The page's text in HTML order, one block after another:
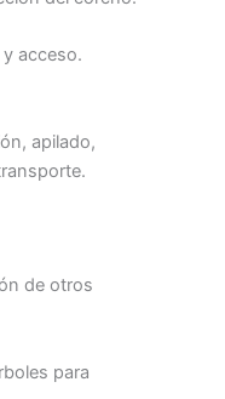
acceso.
apilado,
de otros
para